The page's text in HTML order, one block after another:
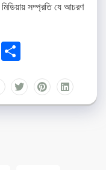
সম্প্রতি যে আচরণ
Message